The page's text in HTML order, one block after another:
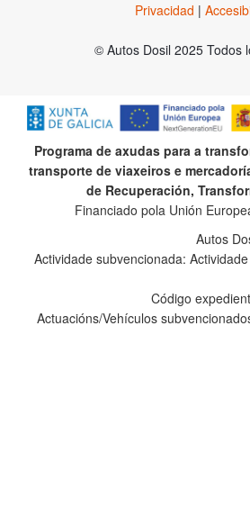
Privacidad |
© Autos Dosil 2025 Todos
Programa de axudas para a
transporte de viaxeiros e
de Recuperación,
Financiado pola Unión
Autos
Actividade subvencionada:
Código
Actuacións/Vehículos